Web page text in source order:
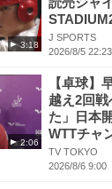
3:18
J SPORTS
2026/8/5 22:23
2:06
【卓球】
越え2回
た」日本
WTTチャ
TV TOKYO
2026/8/6 9:00